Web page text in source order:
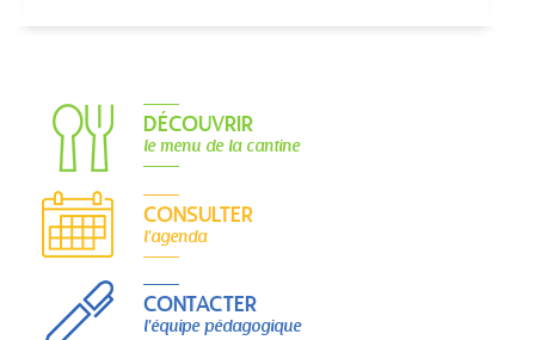
DÉCOUVRIR
le menu de la cantine
CONSULTER
l'agenda
CONTACTER
l'équipe pédagogique